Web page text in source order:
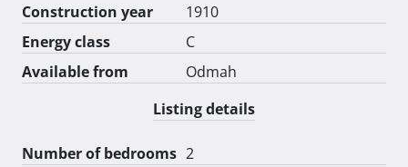
Construction year
1910
Energy class
C
Available from
Odmah
Listing details
Number of bedrooms 2